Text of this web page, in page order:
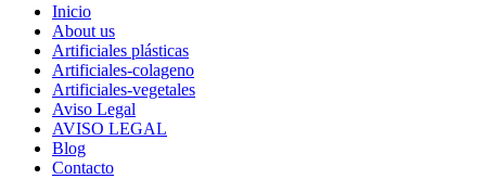
Inicio
About us
Artificiales plásticas
Artificiales-colageno
Artificiales-vegetales
Aviso Legal
AVISO LEGAL
Blog
Contacto